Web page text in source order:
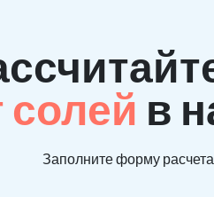
солей в
Заполните форму